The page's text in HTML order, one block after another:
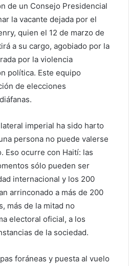
de un Consejo Presidencial
la vacante dejada por el
quien el 12 de marzo de
a su cargo, agobiado por la
por la violencia
política. Este equipo
de elecciones
imperial ha sido harto
persona no puede valerse
Eso ocurre con Haití: las
sólo pueden ser
internacional y los 200
arrinconado a más de 200
más de la mitad no
electoral oficial, a los
de la sociedad.
foráneas y puesta al vuelo